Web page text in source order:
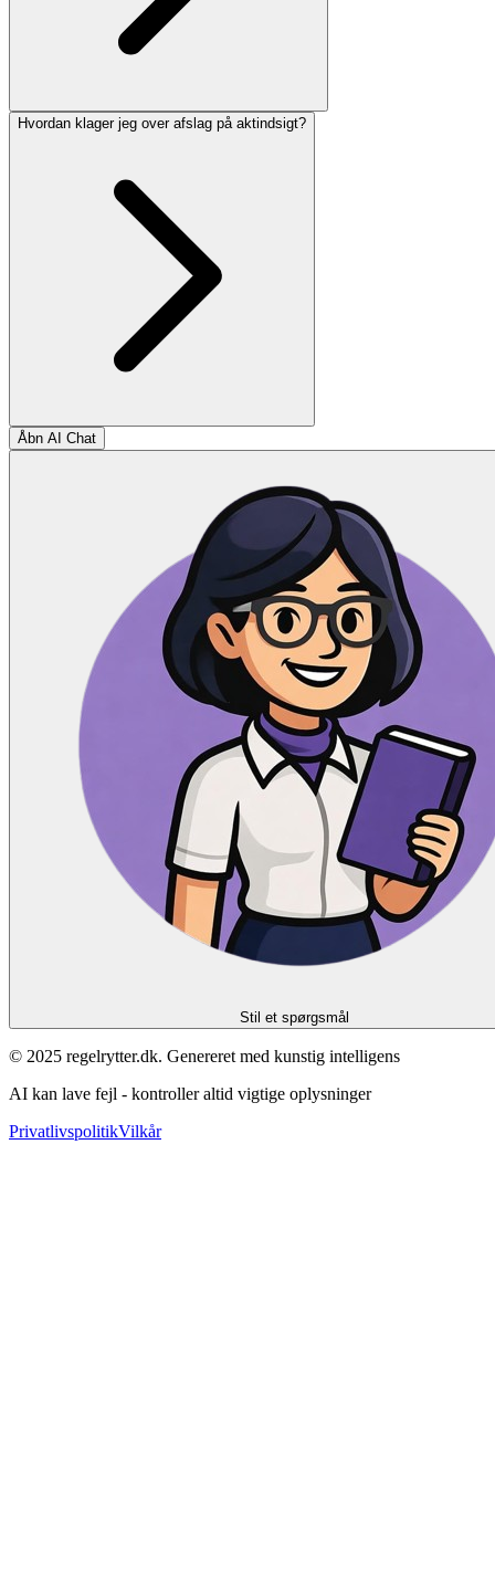
Hvordan klager jeg over afslag på aktindsigt?
Åbn AI Chat
Stil et spørgsmål
© 2025 regelrytter.dk. Genereret med kunstig intelligens
AI kan lave fejl - kontroller altid vigtige oplysninger
PrivatlivspolitikVilkår